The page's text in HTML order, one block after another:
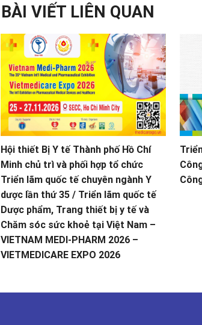
BÀI VIẾT LIÊN QUAN
Hội thiết Bị Y tế Thành phố Hồ Chí
Minh chủ trì và phối hợp tổ chức
Triển lãm quốc tế chuyên ngành Y
dược lần thứ 35 / Triển lãm quốc tế
Dược phẩm, Trang thiết bị y tế và
Chăm sóc sức khoẻ tại Việt Nam –
VIETNAM MEDI-PHARM 2026 –
VIETMEDICARE EXPO 2026